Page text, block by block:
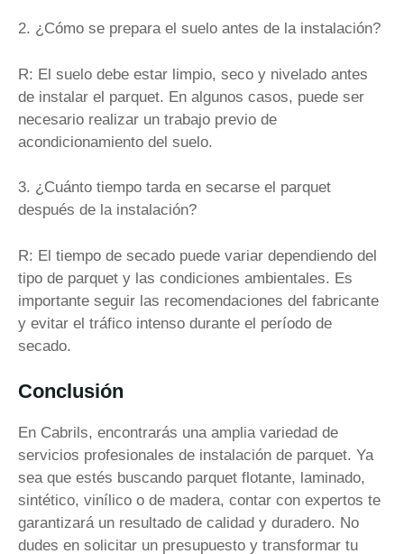
2. ¿Cómo se prepara el suelo antes de la instalación?
R: El suelo debe estar limpio, seco y nivelado antes
de instalar el parquet. En algunos casos, puede ser
necesario realizar un trabajo previo de
acondicionamiento del suelo.
3. ¿Cuánto tiempo tarda en secarse el parquet
después de la instalación?
R: El tiempo de secado puede variar dependiendo del
tipo de parquet y las condiciones ambientales. Es
importante seguir las recomendaciones del fabricante
y evitar el tráfico intenso durante el período de
secado.
Conclusión
En Cabrils, encontrarás una amplia variedad de
servicios profesionales de instalación de parquet. Ya
sea que estés buscando parquet flotante, laminado,
sintético, vinílico o de madera, contar con expertos te
garantizará un resultado de calidad y duradero. No
dudes en solicitar un presupuesto y transformar tu